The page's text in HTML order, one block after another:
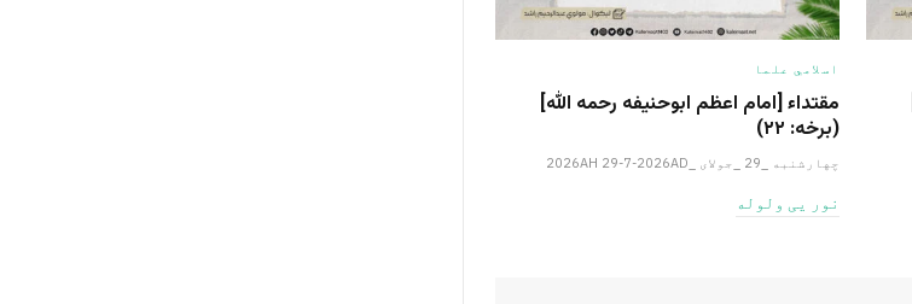
اسلامي علما
مقتداء [امام اعظم ابوحنیفه رحمه الله‎]
(برخه: ۲۲)
چهارشنبه _29 _جولای _2026AH 29-7-2026AD
نور یی ولوله